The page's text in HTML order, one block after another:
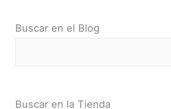
Buscar en el Blog
Buscar en la Tienda